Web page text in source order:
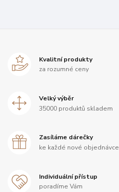
Kvalitní produkty
za rozumné ceny
Velký výběr
35000 produktů skladem
Zasíláme dárečky
ke každé nové objednávce
Individuální přístup
poradíme Vám